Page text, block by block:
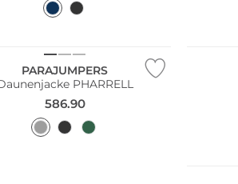
PARAJUMPERS
PHARRELL
586.90